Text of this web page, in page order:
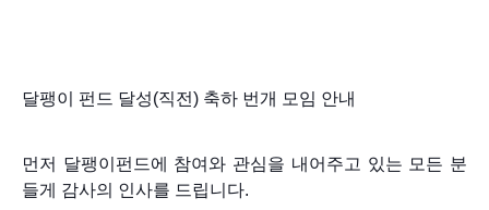
달팽이 펀드 달성(직전) 축하 번개 모임 안내
먼저 달팽이펀드에 참여와 관심을 내어주고 있는 모든 분
들게 감사의 인사를 드립니다.